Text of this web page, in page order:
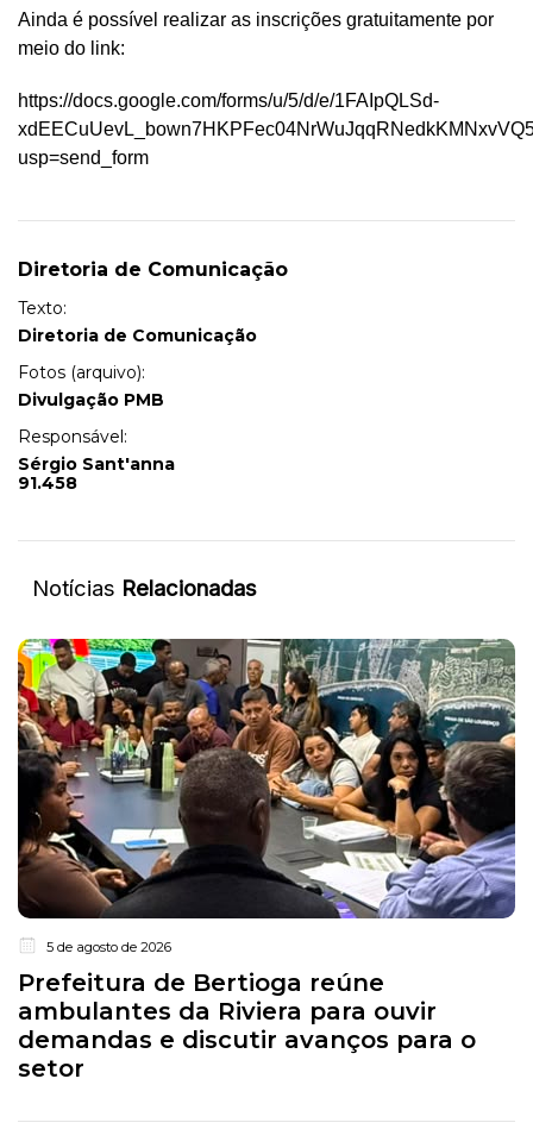
Ainda é possível realizar as inscrições gratuitamente por
meio do link:
https://docs.google.com/forms/u/5/d/e/1FAIpQLSd-
usp=send_form
Diretoria de Comunicação
Texto:
Diretoria de Comunicação
Fotos (arquivo):
Divulgação PMB
Responsável:
Sérgio Sant'anna
91.458
Notícias Relacionadas
5 de agosto de 2026
Prefeitura de Bertioga reúne
ambulantes da Riviera para ouvir
demandas e discutir avanços para o
setor